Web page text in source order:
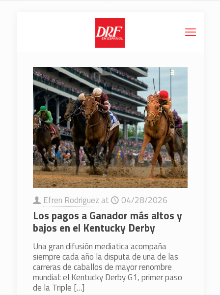
Efren Rodriguez at 04/28/2026
Los pagos a Ganador más altos y
bajos en el Kentucky Derby
Una gran difusión mediatica acompaña
siempre cada año la disputa de una de las
carreras de caballos de mayor renombre
mundial: el Kentucky Derby G1, primer paso
de la Triple […]